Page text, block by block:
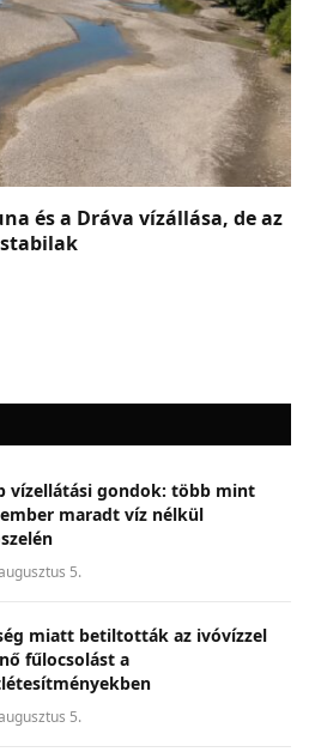
és a Dráva vízállása, de az
vízellátási gondok: több mint
maradt víz nélkül
5.
miatt betiltották az ivóvízzel
fűlocsolást a
5.